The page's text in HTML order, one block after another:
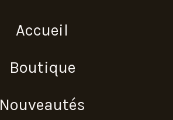
Accueil
Boutique
Nouveautés